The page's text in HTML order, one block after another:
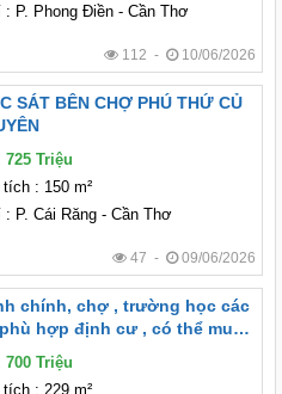
: P. Phong Điền - Cần Thơ
112 - 10/06/2026
SÁT BÊN CHỢ PHÚ THỨ CỦ
725 Triệu
tích: 150 m²
: P. Cái Răng - Cần Thơ
47 - 09/06/2026
chính, chợ , trường học các
hợp định cư , có thể mua
700 Triệu
tích: 229 m²